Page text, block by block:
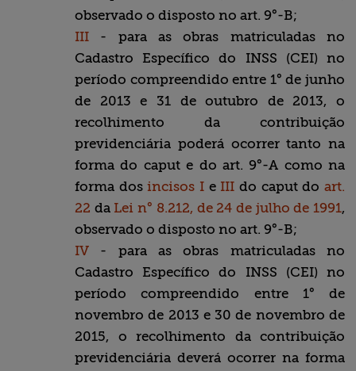
observado o disposto no art. 9°-B;
III - para as obras matriculadas no
Cadastro Específico do INSS (CEI) no
período compreendido entre 1° de junho
de 2013 e 31 de outubro de 2013, o
recolhimento da contribuição
previdenciária poderá ocorrer tanto na
forma do caput e do art. 9°-A como na
forma dosincisos I e III do caput doart.
22 da Lei n° 8.212, de 24 de julho de 1991,
observado o disposto no art. 9°-B;
IV - para as obras matriculadas no
Cadastro Específico do INSS (CEI) no
período compreendido entre 1° de
novembro de 2013 e 30 de novembro de
2015, o recolhimento da contribuição
previdenciária deverá ocorrer na forma